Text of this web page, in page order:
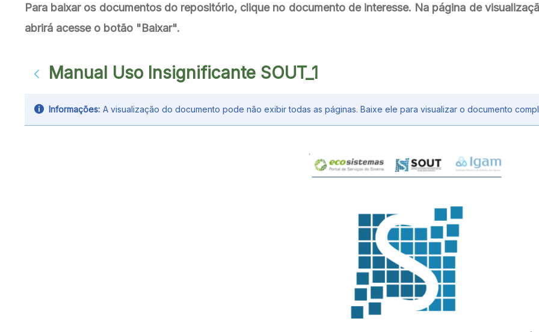
Para baixar os documentos do repositório, clique no documento de interesse. Na página de
abrirá acesse o botão "Baixar".
Manual Uso Insignificante SOUT_1
Informações: A visualização do documento pode não exibir todas as páginas. Baixe ele para visualizar o documento